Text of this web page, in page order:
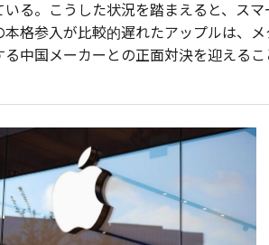
る。こうした状況を踏まえると、スマ
本格参入が比較的遅れたアップルは、メ
る中国メーカーとの正面対決を迎えるこ